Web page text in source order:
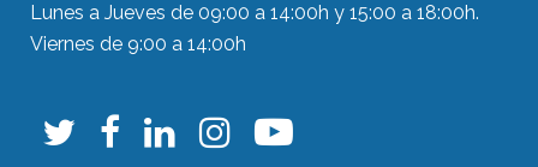
Lunes a Jueves de 09:00 a 14:00h y 15:00 a 18:00h.
Viernes de 9:00 a 14:00h